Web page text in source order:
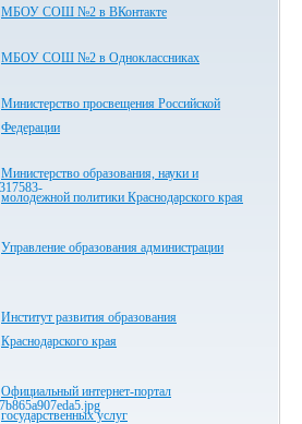
МБОУ СОШ №2 в ВКонтакте
МБОУ СОШ №2 в Одноклассниках
Министерство просвещения Российской
Федерации
Министерство образования, науки и
молодежной политики Краснодарского края
Управление образования администрации
Институт развития образования
Краснодарского края
Официальный интернет-портал
государственных услуг